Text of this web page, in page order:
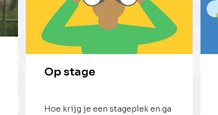
Op stage
Hoe krijg je een stageplek en ga